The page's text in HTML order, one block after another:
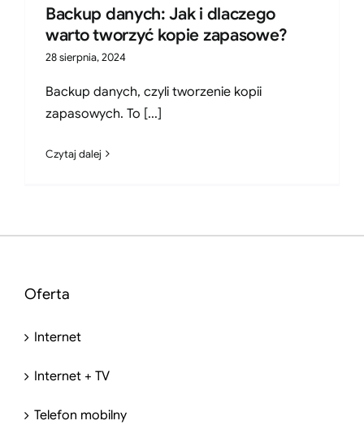
Backup danych: Jak i dlaczego
warto tworzyć kopie zapasowe?
28 sierpnia, 2024
Backup danych, czyli tworzenie kopii
zapasowych. To [...]
Czytaj dalej
Oferta
Internet
Internet + TV
Telefon mobilny